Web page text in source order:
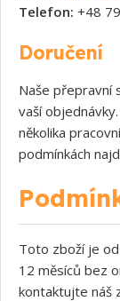
Telefon: +48
Doručení
Naše přepravní
vaší
několika
podmínkách
Toto zboží je
12 měsíců bez
kontaktujte náš